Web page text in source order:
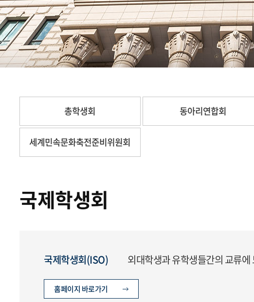
총학생회 동아리연합회
세계민속문화축전준비위원회
국제학생회
국제학생회(ISO) 외대학생과 유학생들간의 교류에
홈페이지 바로가기